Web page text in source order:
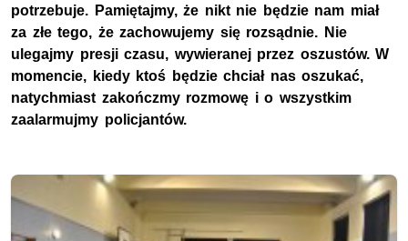
potrzebuje. Pamiętajmy, że nikt nie będzie nam miał
za złe tego, że zachowujemy się rozsądnie. Nie
ulegajmy presji czasu, wywieranej przez oszustów. W
momencie, kiedy ktoś będzie chciał nas oszukać,
natychmiast zakończmy rozmowę i o wszystkim
zaalarmujmy policjantów.